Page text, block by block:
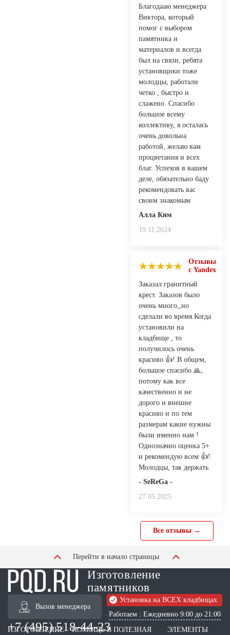
Благодааю менеджера
Виктора, который
помог с выбором
памятника и
материалов и всегда
был на связи, ребята
установщики тоже
молодцы, работали
четко , быстро и
слажено. Спасибо
большое всему
коллективу, я осталась
очень довольна
работой, желаю вам
процветания и всех
благ. Успехов в вашем
деле, обязательно баду
рекомендовать вас
своим знакомым
Алла Ким
19.11.2024
Отзывы
с Yandex
Заказал гранитный
крест. Заказов было
очень много,,но
сделали во время.Когда
установили на
кладбище , то
получилось очень
красиво 👍! В общем,
большое спасибо 🙏,
потому как все
качественно и не
дорого и внешне
красиво и по тем
размерам какие нужны
были именно нам !
Однозначно оценка 5+
и рекомендую всем 👍!
Молодцы, так держать
- SeReGa -
27.05.2025
Все отзывы →
Перейти в начало страницы
Изготовление
памятников
Вызов менеджера
Установка на ВСЕХ кладбищах
Работаем : Ежедневно 9:00 до 21:00
+7 (495) 518-44-23
ИЗГОТОВЛЕНИЕ
ПОМОЩЬ В ПОЛЕЗНАЯ
ЭЛЕМЕНТЫ